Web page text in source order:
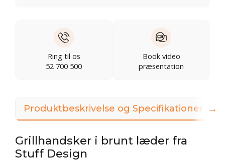
Ring til os
52 700 500
Book video
præsentation
Produktbeskrivelse og Specifikationer
Grillhandsker i brunt læder fra
Stuff Design
→